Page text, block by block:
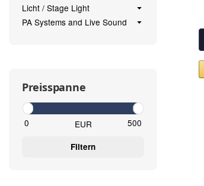
Licht / Stage Light
PA Systems and Live Sound
Preisspanne
EUR
Filtern